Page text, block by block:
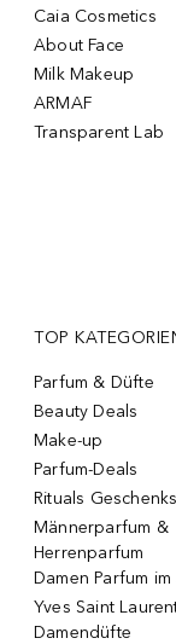
Caia Cosmetics
About Face
Milk Makeup
ARMAF
Transparent Lab
TOP
Parfum & Düfte
Beauty Deals
Make-up
Parfum-Deals
Rituals
Männerparfum &
Herrenparfum
Damen Parfum im
Yves Saint
Damendüfte